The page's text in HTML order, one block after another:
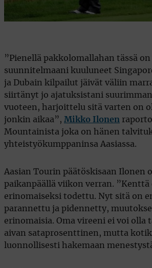
”Pienellä pakkolomallahan tässä
suunnitelmaani kuuluneet
ja Dubain kilpailut jäivät väliin
siirtänyt jo ajatuksistani suurimman
vuoteen, harjoittelu sitä varten on
jonkin aikaa”, Mikko Ilonen
Mountainista joka on hänen
yhteistyökumppaninsa Aasiassa.
Aasian Tourin päätöskisaan Ilonen
paikanpäällä viikon verran.
erinomaiseksi todettu. Nyt sitä on
parannettu ja pidennetty,
erinomaisia. Oma vireeni ei voi olla
aivan sataprosenttinen, mutta
luonnollisesti hakemaan